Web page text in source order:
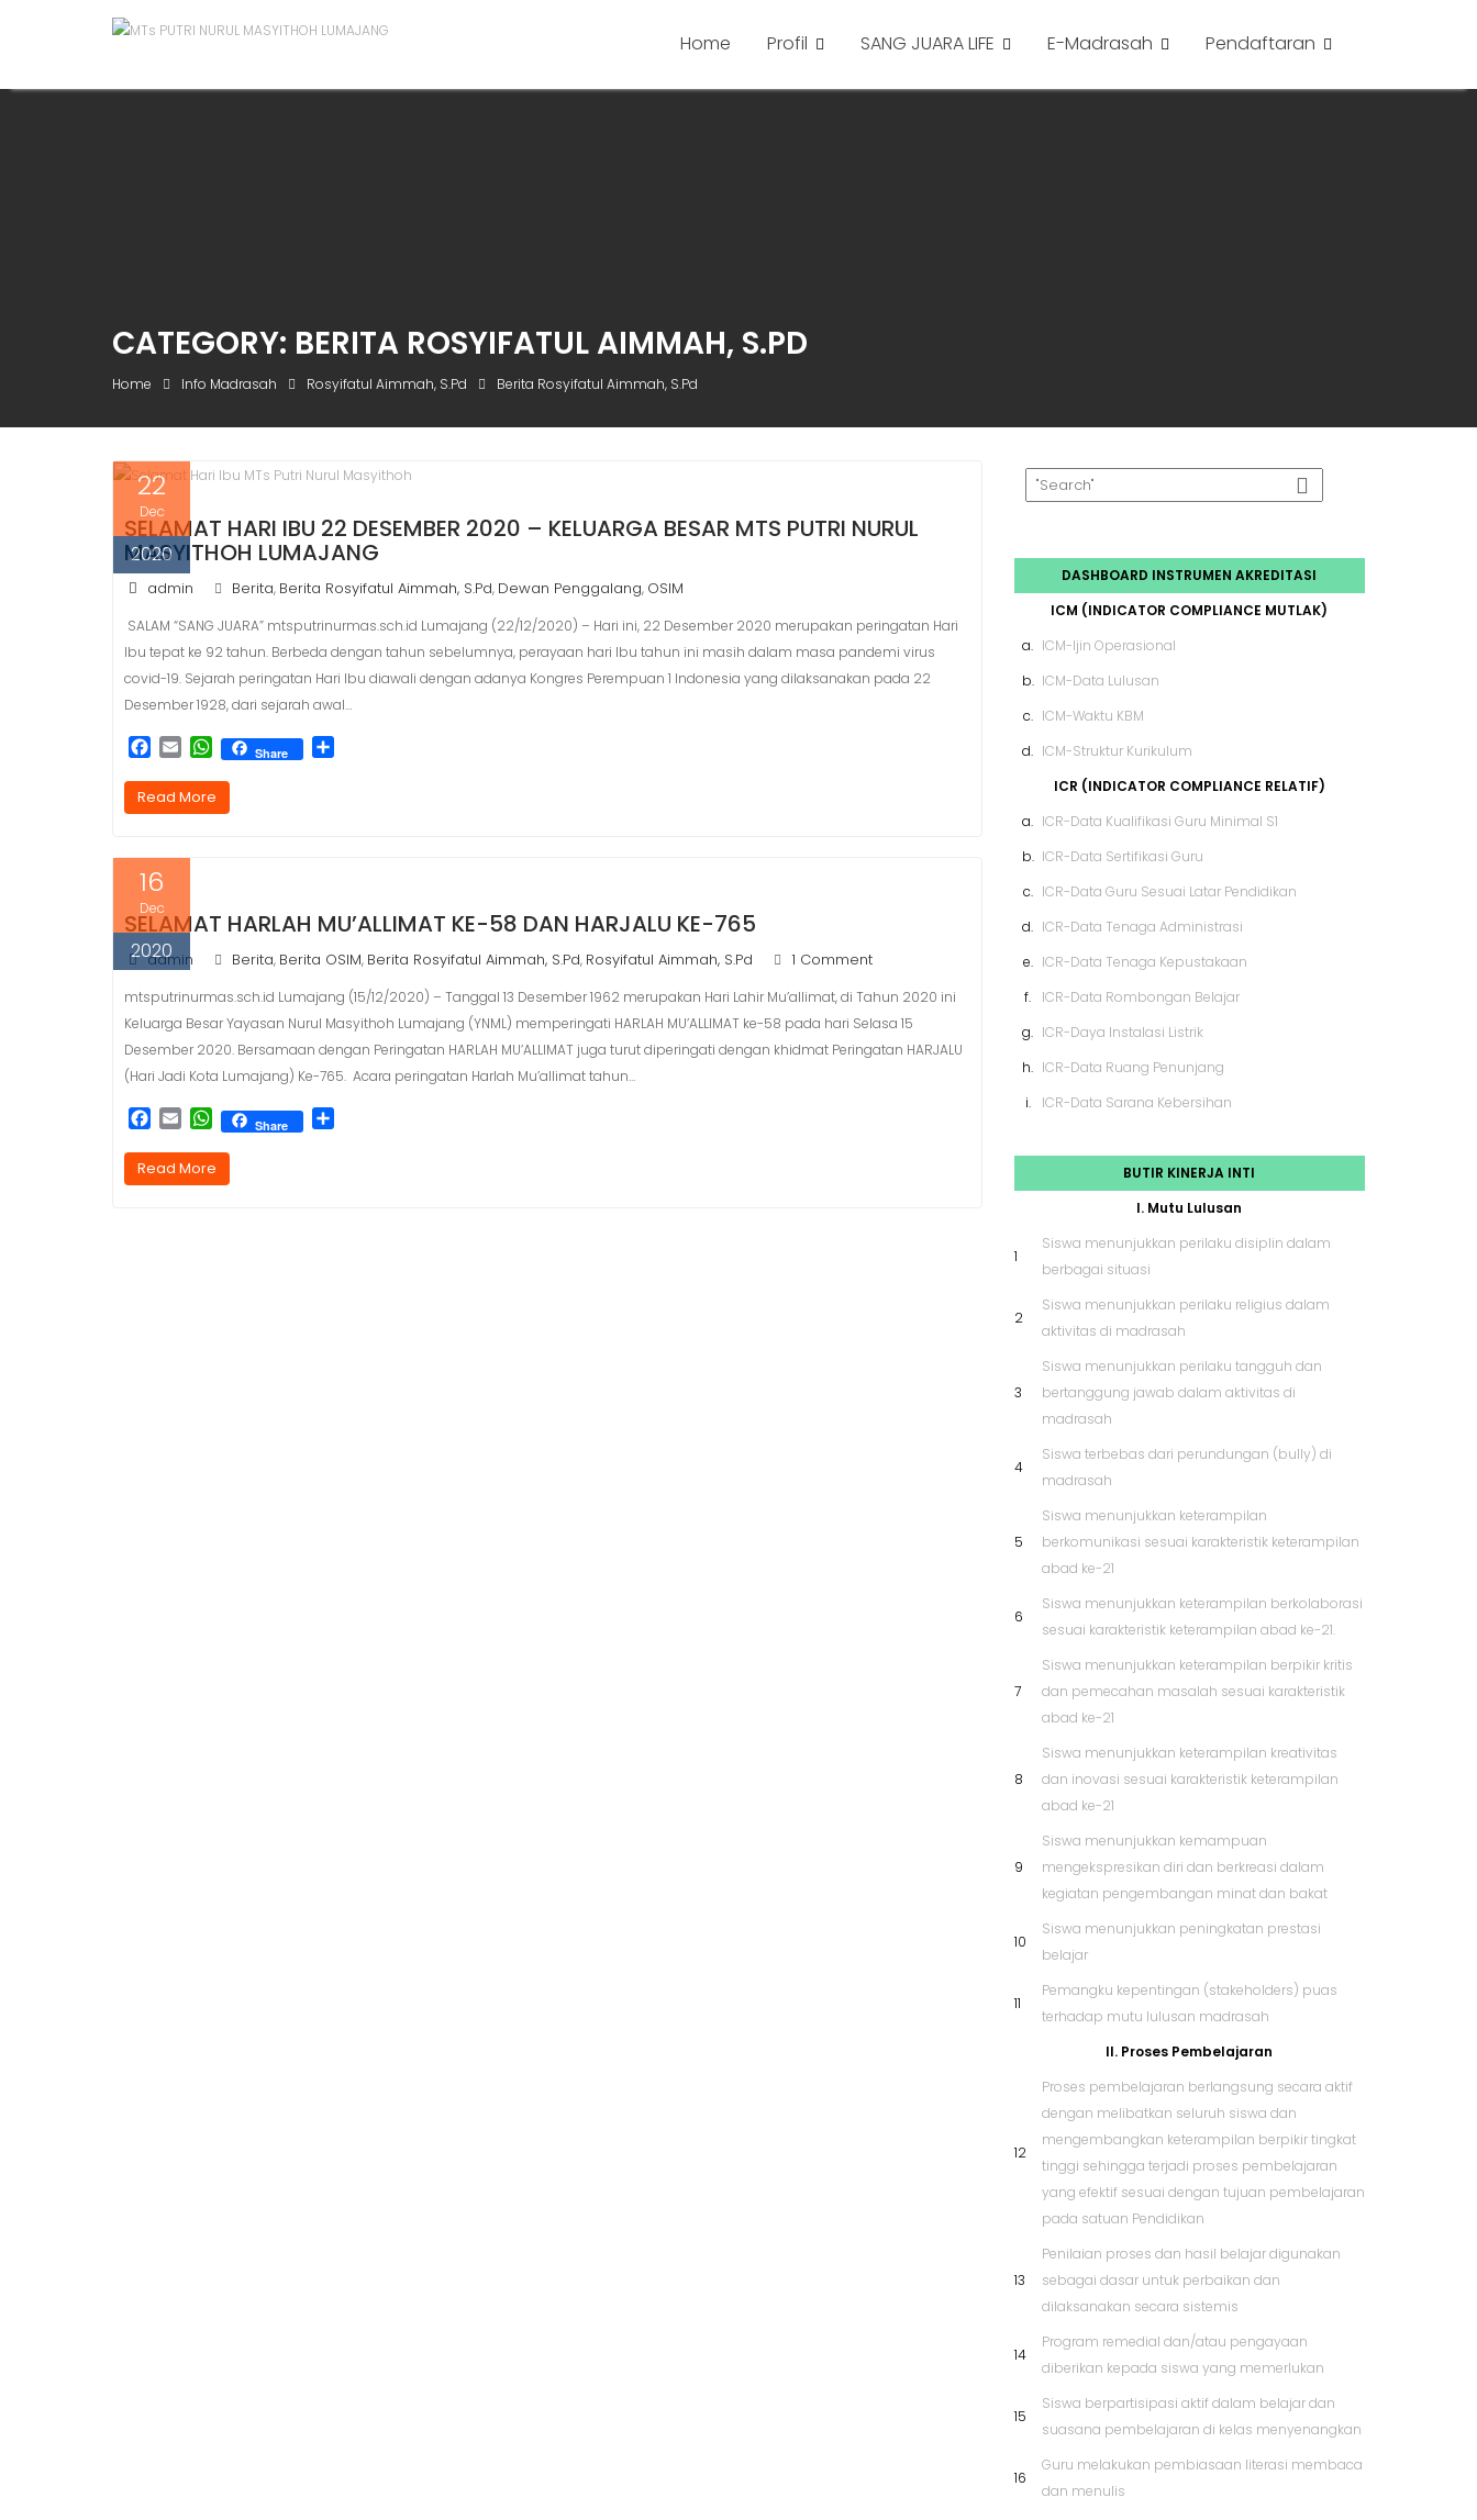
Home Profil SANG JUARA LIFE E-Madrasah Pendaftaran
CATEGORY: BERITA ROSYIFATUL AIMMAH, S.PD
Home Info Madrasah Rosyifatul Aimmah, S.Pd Berita Rosyifatul Aimmah, S.Pd
22
Dec
2020
SELAMAT HARI IBU 22 DESEMBER 2020 – KELUARGA BESAR MTS PUTRI NURUL
MASYITHOH LUMAJANG
admin Berita, Berita Rosyifatul Aimmah, S.Pd, Dewan Penggalang, OSIM
SALAM “SANG JUARA” mtsputrinurmas.sch.id Lumajang (22/12/2020) – Hari ini, 22 Desember 2020 merupakan peringatan Hari
Ibu tepat ke 92 tahun. Berbeda dengan tahun sebelumnya, perayaan hari Ibu tahun ini masih dalam masa pandemi virus
covid-19. Sejarah peringatan Hari Ibu diawali dengan adanya Kongres Perempuan 1 Indonesia yang dilaksanakan pada 22
Desember 1928, dari sejarah awal…
c
e
o
o
k
a
i
W
h
a
t
Share
Read More
16
Dec
2020
SELAMAT HARLAH MU’ALLIMAT KE-58 DAN HARJALU KE-765
admin Berita, Berita OSIM, Berita Rosyifatul Aimmah, S.Pd, Rosyifatul Aimmah, S.Pd 1 Comment
mtsputrinurmas.sch.id Lumajang (15/12/2020) – Tanggal 13 Desember 1962 merupakan Hari Lahir Mu’allimat, di Tahun 2020 ini
Keluarga Besar Yayasan Nurul Masyithoh Lumajang (YNML) memperingati HARLAH MU’ALLIMAT ke-58 pada hari Selasa 15
Desember 2020. Bersamaan dengan Peringatan HARLAH MU’ALLIMAT juga turut diperingati dengan khidmat Peringatan HARJALU
(Hari Jadi Kota Lumajang) Ke-765. Acara peringatan Harlah Mu’allimat tahun…
c
e
a
i
W
h
a
t
Share
Read More
DASHBOARD INSTRUMEN AKREDITASI
ICM (INDICATOR COMPLIANCE MUTLAK)
a. ICM-Ijin Operasional
b. ICM-Data Lulusan
c. ICM-Waktu KBM
d. ICM-Struktur Kurikulum
ICR (INDICATOR COMPLIANCE RELATIF)
a. ICR-Data Kualifikasi Guru Minimal S1
b. ICR-Data Sertifikasi Guru
c. ICR-Data Guru Sesuai Latar Pendidikan
d. ICR-Data Tenaga Administrasi
e. ICR-Data Tenaga Kepustakaan
f.
ICR-Data Rombongan Belajar
g. ICR-Daya Instalasi Listrik
h. ICR-Data Ruang Penunjang
i.
ICR-Data Sarana Kebersihan
BUTIR KINERJA INTI
I. Mutu Lulusan
1
Siswa menunjukkan perilaku disiplin dalam
berbagai situasi
2
Siswa menunjukkan perilaku religius dalam
aktivitas di madrasah
3
Siswa menunjukkan perilaku tangguh dan
bertanggung jawab dalam aktivitas di
madrasah
4
Siswa terbebas dari perundungan (bully) di
madrasah
5
Siswa menunjukkan keterampilan
berkomunikasi sesuai karakteristik keterampilan
abad ke-21
6
Siswa menunjukkan keterampilan berkolaborasi
sesuai karakteristik keterampilan abad ke-21.
7
Siswa menunjukkan keterampilan berpikir kritis
dan pemecahan masalah sesuai karakteristik
abad ke-21
8
Siswa menunjukkan keterampilan kreativitas
dan inovasi sesuai karakteristik keterampilan
abad ke-21
9
Siswa menunjukkan kemampuan
mengekspresikan diri dan berkreasi dalam
kegiatan pengembangan minat dan bakat
10
Siswa menunjukkan peningkatan prestasi
belajar
11
Pemangku kepentingan (stakeholders) puas
terhadap mutu lulusan madrasah
II. Proses Pembelajaran
12
Proses pembelajaran berlangsung secara aktif
dengan melibatkan seluruh siswa dan
mengembangkan keterampilan berpikir tingkat
tinggi sehingga terjadi proses pembelajaran
yang efektif sesuai dengan tujuan pembelajaran
pada satuan Pendidikan
13
Penilaian proses dan hasil belajar digunakan
sebagai dasar untuk perbaikan dan
dilaksanakan secara sistemis
14
Program remedial dan/atau pengayaan
diberikan kepada siswa yang memerlukan
15
Siswa berpartisipasi aktif dalam belajar dan
suasana pembelajaran di kelas menyenangkan
16
Guru melakukan pembiasaan literasi membaca
dan menulis